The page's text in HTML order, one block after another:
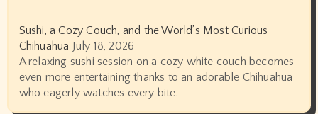
Sushi, a Cozy Couch, and the World’s Most Curious
Chihuahua July 18, 2026
A relaxing sushi session on a cozy white couch becomes
even more entertaining thanks to an adorable Chihuahua
who eagerly watches every bite.